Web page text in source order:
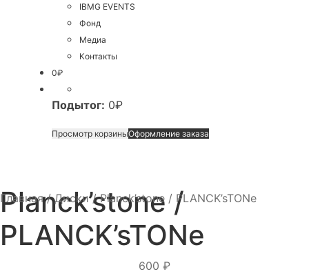
IBMG EVENTS
Фонд
Медиа
Контакты
0₽
Подытог: 0₽
Просмотр корзиныОформление заказа
Главная/Диски/Planck’stone / PLANCK’sTONe
Planck’stone /
PLANCK’sTONe
600 ₽